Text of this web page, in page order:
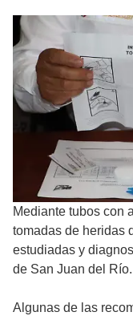
Mediante tubos con
tomadas de heridas
estudiadas y
de San Juan del Río.
Algunas de las